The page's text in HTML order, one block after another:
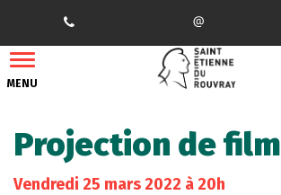
MENU
Projection de film
Vendredi 25 mars 2022 à 20h